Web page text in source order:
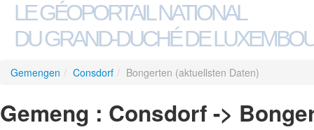
LE GÉOPORTAIL NATIONAL
DU GRAND-DUCHÉ DE
Gemengen / Consdorf / Bongerten (aktuellsten Daten)
Gemeng : Consdorf ->